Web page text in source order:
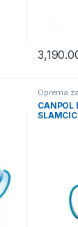
Oprema
CANPOL